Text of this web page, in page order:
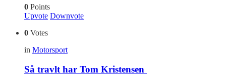
0 Points
Upvote Downvote
0 Votes
in Motorsport
Så travlt har Tom Kristensen